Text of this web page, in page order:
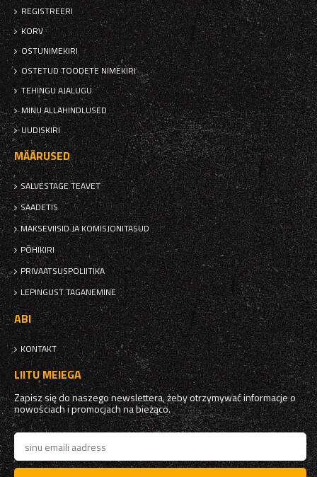
REGISTREERI
KORV
OSTUNIMEKIRI
OSTETUD TOODETE NIMEKIRI
TEHINGU AJALUGU
MINU ALLAHINDLUSED
UUDISKIRI
MÄÄRUSED
SALVESTAGE TEAVET
SAADETIS
MAKSEVIISID JA KOMISJONITASUD
PÕHIKIRI
PRIVAATSUSPOLIITIKA
LEPINGUST TAGANEMINE
ABI
KONTAKT
LIITU MEIEGA
Zapisz się do naszego newslettera, żeby otrzymywać informacje o
nowościach i promocjach na bieżąco.